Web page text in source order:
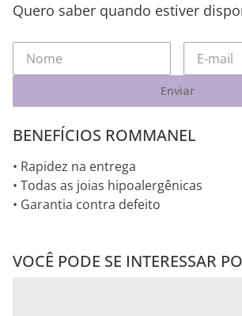
Quero saber quando estiver
Enviar
BENEFÍCIOS ROMMANEL
• Rapidez na entrega
• Todas as joias hipoalergênicas
• Garantia contra defeito
VOCÊ PODE SE INTERESSAR